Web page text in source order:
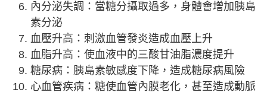
內分泌失調：當糖分攝取過多，身體會增加胰島
素分泌
血壓升高：刺激血管發炎造成血壓上升
血脂升高：使血液中的三酸甘油脂濃度提升
糖尿病：胰島素敏感度下降，造成糖尿病風險
心血管疾病：糖使血管內膜老化，甚至造成動脈